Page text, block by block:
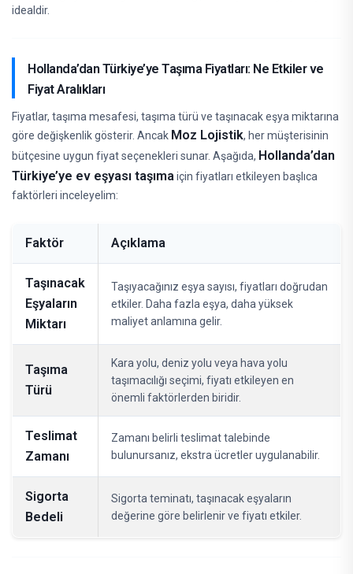
idealdir.
Hollanda’dan Türkiye’ye Taşıma Fiyatları: Ne Etkiler ve
Fiyat Aralıkları
Fiyatlar, taşıma mesafesi, taşıma türü ve taşınacak eşya miktarına
göre değişkenlik gösterir. Ancak Moz Lojistik, her müşterisinin
bütçesine uygun fiyat seçenekleri sunar. Aşağıda, Hollanda’dan
Türkiye’ye ev eşyası taşımaiçin fiyatları etkileyen başlıca
faktörleri inceleyelim:
Faktör Açıklama
Taşınacak
Eşyaların
Miktarı
Taşıyacağınız eşya sayısı, fiyatları doğrudan
etkiler. Daha fazla eşya, daha yüksek
maliyet anlamına gelir.
Taşıma
Türü
Kara yolu, deniz yolu veya hava yolu
taşımacılığı seçimi, fiyatı etkileyen en
önemli faktörlerden biridir.
Teslimat
Zamanı
Zamanı belirli teslimat talebinde
bulunursanız, ekstra ücretler uygulanabilir.
Sigorta
Bedeli
Sigorta teminatı, taşınacak eşyaların
değerine göre belirlenir ve fiyatı etkiler.